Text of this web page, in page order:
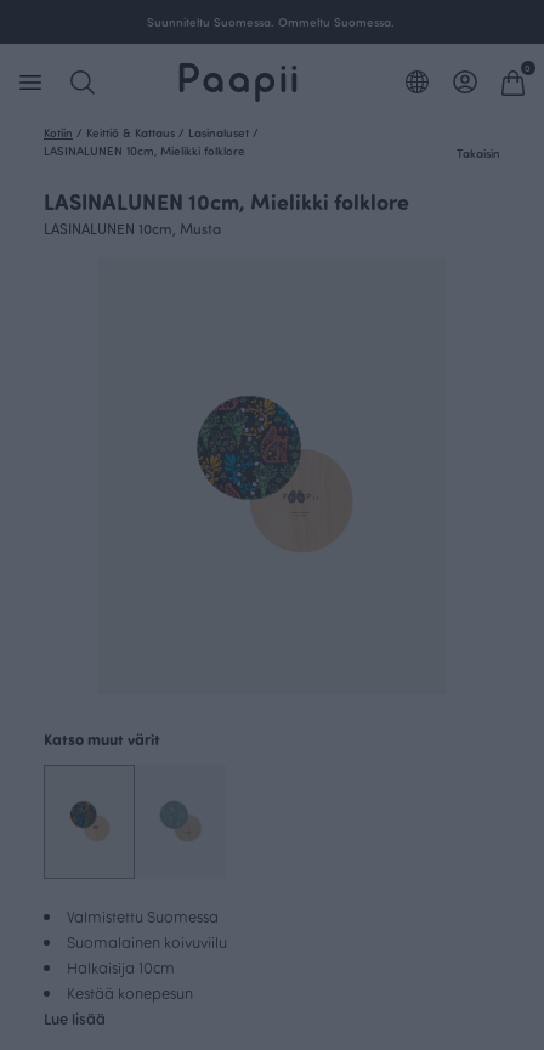
Suunniteltu Suomessa. Ommeltu Suomessa.
0
Kotiin / Keittiö & Kattaus / Lasinaluset /
LASINALUNEN 10cm, Mielikki folklore
Takaisin
LASINALUNEN 10cm, Mielikki folklore
LASINALUNEN 10cm, Musta
Valmistettu Suomessa
Suomalainen koivuviilu
Halkaisija 10cm
Kestää konepesun
Lue lisää
Katso muut värit